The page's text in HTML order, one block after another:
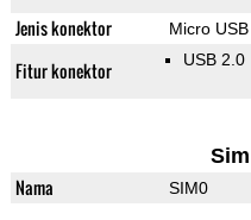
Jenis konektor Micro USB
Fitur konektor USB 2.0
Nama SIM0